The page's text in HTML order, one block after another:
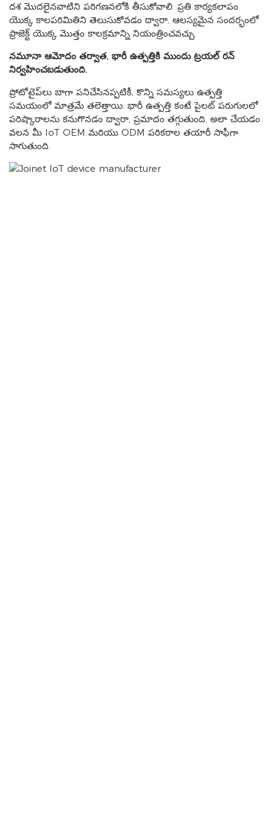
దశ మొదలైనవాటిని పరిగణనలోకి తీసుకోవాలి. ప్రతి కార్యకలాపం
యొక్క కాలపరిమితిని తెలుసుకోవడం ద్వారా, ఆలస్యమైన సందర్భంలో
ప్రాజెక్ట్ యొక్క మొత్తం కాలక్రమాన్ని నియంత్రించవచ్చు.
నమూనా ఆమోదం తర్వాత, భారీ ఉత్పత్తికి ముందు ట్రయల్ రన్
నిర్వహించబడుతుంది.
ప్రోటోటైప్‌లు బాగా పనిచేసినప్పటికీ, కొన్ని సమస్యలు ఉత్పత్తి
సమయంలో మాత్రమే తలెత్తాయి. భారీ ఉత్పత్తి కంటే పైలట్ పరుగులలో
పరిష్కారాలను కనుగొనడం ద్వారా, ప్రమాదం తగ్గుతుంది. అలా చేయడం
వలన మీ IoT OEM మరియు ODM పరికరాల తయారీ సాఫీగా
సాగుతుంది.